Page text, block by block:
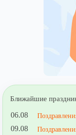
Ближайшие
06.08
09.08